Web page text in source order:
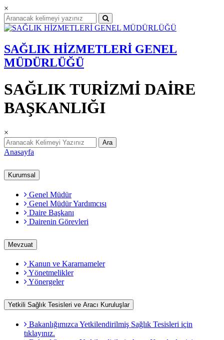
×
SAĞLIK HİZMETLERİ GENEL
MÜDÜRLÜĞÜ
SAĞLIK TURİZMİ DAİRE
BAŞKANLIĞI
×
Ara
Anasayfa
Kurumsal
Genel Müdür
Genel Müdür Yardımcısı
Daire Başkanı
Dairenin Görevleri
Mevzuat
Kanun ve Kararnameler
Yönetmelikler
Yönergeler
Yetkili Sağlık Tesisleri ve Aracı Kuruluşlar
Bakanlığımızca Yetkilendirilmiş Sağlık Tesisleri için
tıklayınız.